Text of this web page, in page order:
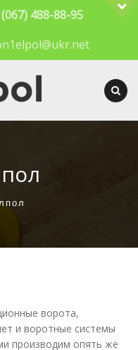
488-88-95
ворота,
и воротные системы
производим опять же